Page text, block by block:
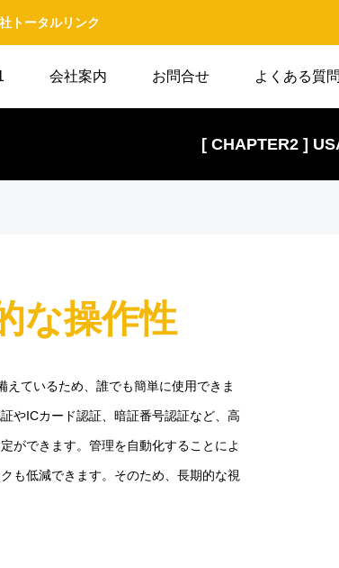
トータルリンク
会社案内 お問合せ よくある質問
[ CHAPTER2 ]
な操作性
ているため、誰でも簡単に使用できま
やICカード認証、暗証番号認証など、高
ができます。管理を自動化することによ
も低減できます。そのため、長期的な視